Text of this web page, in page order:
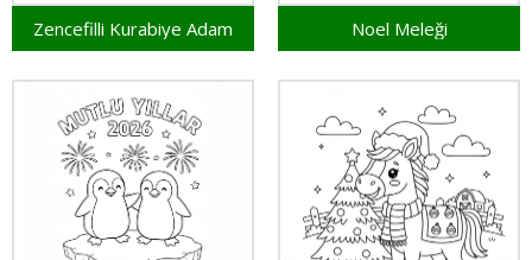
Zencefilli Kurabiye Adam Noel Meleği